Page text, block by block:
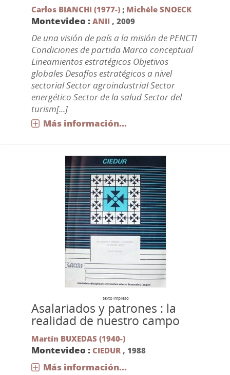
Carlos BIANCHI (1977-); Michèle SNOECK
Montevideo : ANII , 2009
De una visión de país a la misión de PENCTI
Condiciones de partida Marco conceptual
Lineamientos estratégicos Objetivos
globales Desafíos estratégicos a nivel
sectorial Sector agroindustrial Sector
energético Sector de la salud Sector del
turism[...]
Más información...
texto impreso
Asalariados y patrones : la
realidad de nuestro campo
Martín BUXEDAS (1940-)
Montevideo : CIEDUR, 1988
Más información...